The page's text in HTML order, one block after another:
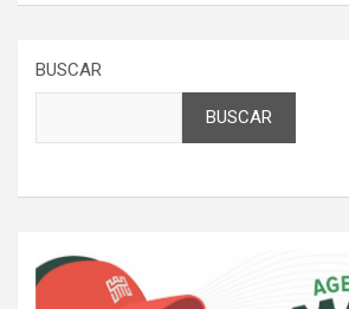
BUSCAR
BUSCAR